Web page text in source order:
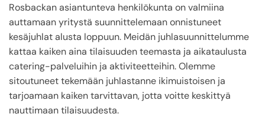
Rosbackan asiantunteva henkilökunta on valmiina
auttamaan yritystä suunnittelemaan onnistuneet
kesäjuhlat alusta loppuun. Meidän juhlasuunnittelumme
kattaa kaiken aina tilaisuuden teemasta ja aikataulusta
catering-palveluihin ja aktiviteetteihin. Olemme
sitoutuneet tekemään juhlastanne ikimuistoisen ja
tarjoamaan kaiken tarvittavan, jotta voitte keskittyä
nauttimaan tilaisuudesta.